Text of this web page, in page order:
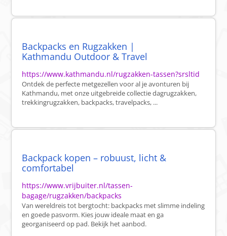
Backpacks en Rugzakken |
Kathmandu Outdoor & Travel
https://www.kathmandu.nl/rugzakken-tassen?srsltid
Ontdek de perfecte metgezellen voor al je avonturen bij
Kathmandu, met onze uitgebreide collectie dagrugzakken,
trekkingrugzakken, backpacks, travelpacks, ...
Backpack kopen – robuust, licht &
comfortabel
https://www.vrijbuiter.nl/tassen-
bagage/rugzakken/backpacks
Van wereldreis tot bergtocht: backpacks met slimme indeling
en goede pasvorm. Kies jouw ideale maat en ga
georganiseerd op pad. Bekijk het aanbod.